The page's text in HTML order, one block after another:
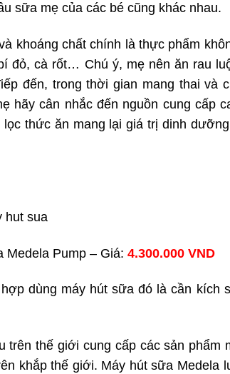
sữa mẹ của các bé cũng khác nhau.
khoáng chất chính là thực phẩm
đỏ, cà rốt… Chú ý, mẹ nên ăn rau
đến, trong thời gian mang thai và
hãy cân nhắc đến nguồn cung cấp
thức ăn mang lại giá trị dinh
Medela Pump – Giá: 4.300.000 VND
dùng máy hút sữa đó là cần kích
trên thế giới cung cấp các sản phẩm
khắp thế giới. Máy hút sữa Medela